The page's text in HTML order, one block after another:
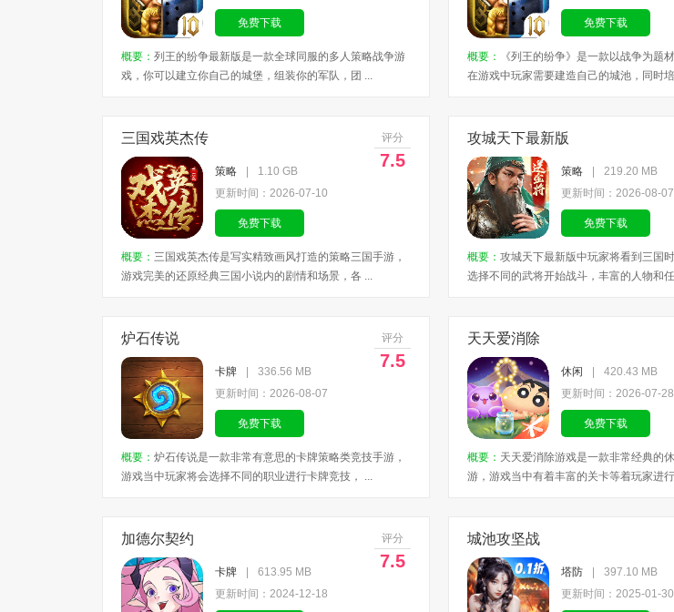
免费下载
概要： 列王的纷争最新版是一款全球同服的多人策略战争游
戏，你可以建立你自己的城堡，组装你的军队，团 ...
免费下载
概要：
《列王的纷争》是一款以战争为题
在游戏中玩家需要建造自己的城池，同时
三国戏英杰传 评分
7.5
策略
1.10 GB
更新时间：2026-07-10
免费下载
概要： 三国戏英杰传是写实精致画风打造的策略三国手游，
游戏完美的还原经典三国小说内的剧情和场景，各 ...
攻城天下最新版
策略
219.20 MB
更新时间：2026-08-07
免费下载
概要： 攻城天下最新版中玩家将看到三国
选择不同的武将开始战斗，丰富的人物和
炉石传说 评分
7.5
卡牌
336.56 MB
更新时间：2026-08-07
免费下载
概要： 炉石传说是一款非常有意思的卡牌策略类竞技手游，
游戏当中玩家将会选择不同的职业进行卡牌竞技， ...
天天爱消除
休闲
420.43 MB
更新时间：2026-07-28
免费下载
概要： 天天爱消除游戏是一款非常经典的
游，游戏当中有着丰富的关卡等着玩家进
加德尔契约 评分
7.5
卡牌
613.95 MB
更新时间：2024-12-18
城池攻坚战
塔防
397.10 MB
更新时间：2025-01-30